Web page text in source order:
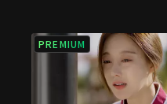
PREMIUM